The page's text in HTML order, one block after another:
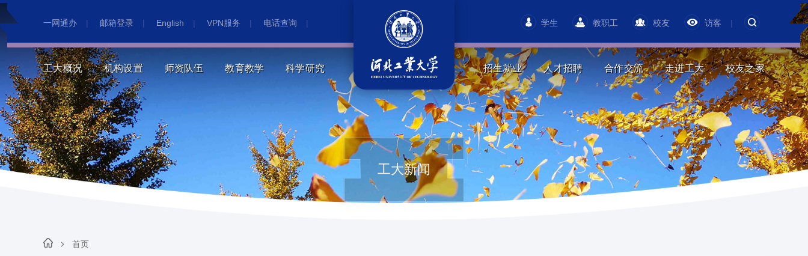
一网通办 | 邮箱登录 | English | VPN服务 | 电话查询 | 学生 教职工 校友 访客 |
工大概况 机构设置 师资队伍 教育教学 科学研究 招生就业 人才招聘 合作交流 走进工大 校友之家
工大新闻
首页